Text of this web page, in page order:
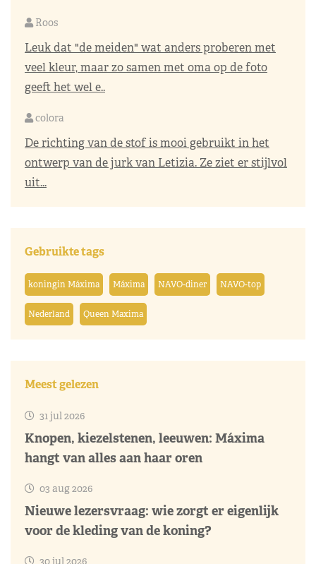
Roos
Leuk dat "de meiden" wat anders proberen met
veel kleur, maar zo samen met oma op de foto
geeft het wel e..
colora
De richting van de stof is mooi gebruikt in het
ontwerp van de jurk van Letizia. Ze ziet er stijlvol
uit...
Gebruikte tags
koningin Máxima Máxima NAVO-diner NAVO-top
Nederland Queen Maxima
Meest gelezen
31 jul 2026
Knopen, kiezelstenen, leeuwen: Máxima
hangt van alles aan haar oren
03 aug 2026
Nieuwe lezersvraag: wie zorgt er eigenlijk
voor de kleding van de koning?
30 jul 2026